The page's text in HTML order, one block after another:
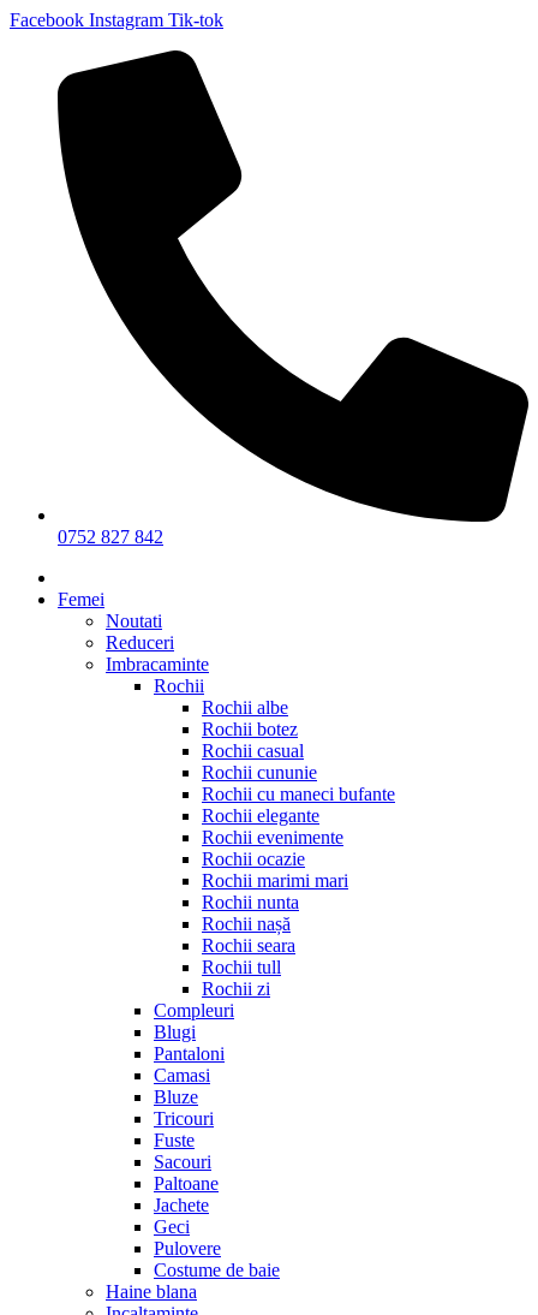
Facebook Instagram Tik-tok
0752 827 842
Femei
Noutati
Reduceri
Imbracaminte
Rochii
Rochii albe
Rochii botez
Rochii casual
Rochii cununie
Rochii cu maneci bufante
Rochii elegante
Rochii evenimente
Rochii ocazie
Rochii marimi mari
Rochii nunta
Rochii nașă
Rochii seara
Rochii tull
Rochii zi
Compleuri
Blugi
Pantaloni
Camasi
Bluze
Tricouri
Fuste
Sacouri
Paltoane
Jachete
Geci
Pulovere
Costume de baie
Haine blana